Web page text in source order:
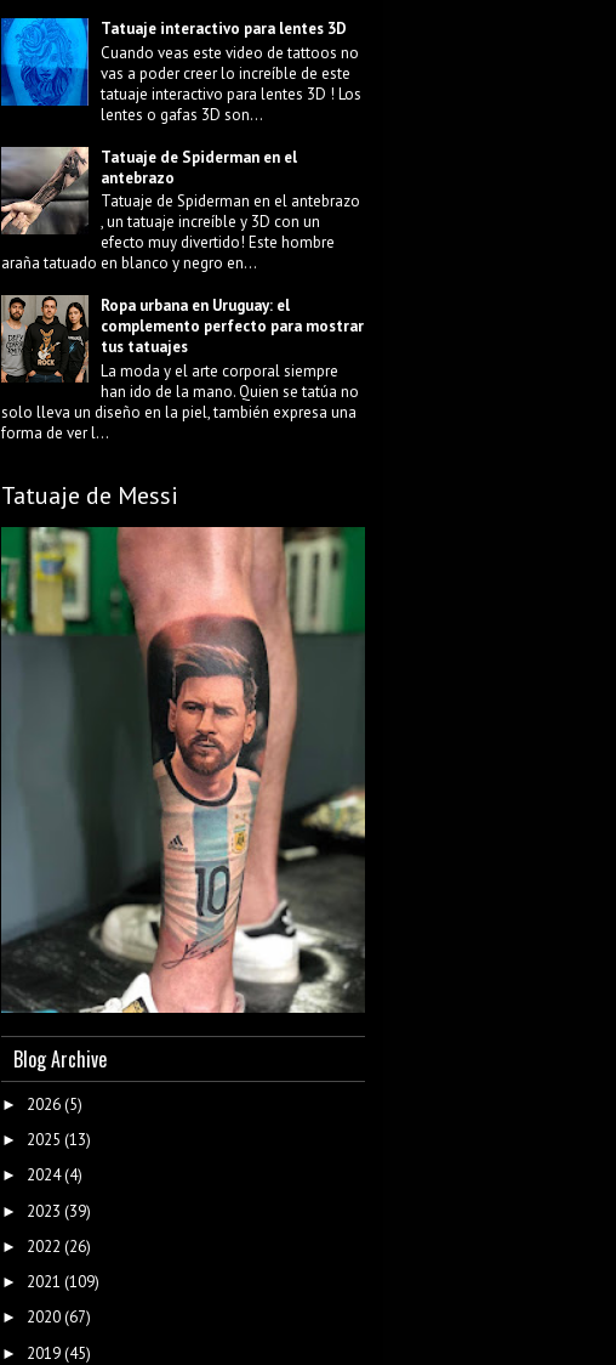
Tatuaje interactivo para lentes 3D
Cuando veas este video de tattoos no
vas a poder creer lo increíble de este
tatuaje interactivo para lentes 3D ! Los
lentes o gafas 3D son...
Tatuaje de Spiderman en el
antebrazo
Tatuaje de Spiderman en el antebrazo
, un tatuaje increíble y 3D con un
efecto muy divertido! Este hombre
araña tatuado en blanco y negro en...
Ropa urbana en Uruguay: el
complemento perfecto para mostrar
tus tatuajes
La moda y el arte corporal siempre
han ido de la mano. Quien se tatúa no
solo lleva un diseño en la piel, también expresa una
forma de ver l...
Tatuaje de Messi
Blog Archive
► 2026(5)
► 2025 (13)
► 2024(4)
► 2023 (39)
► 2022 (26)
► 2021 (109)
► 2020(67)
► 2019(45)